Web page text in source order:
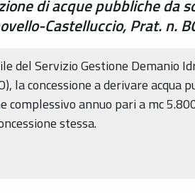
di acque pubbliche da
Castelluccio, Prat. n.
Servizio Gestione Demanio
la concessione a derivare acqua
annuo pari a mc
stessa.